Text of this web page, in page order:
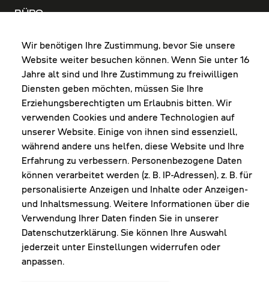
Wir benötigen Ihre Zustimmung, bevor Sie unsere
Website weiter besuchen können. Wenn Sie unter 16
Jahre alt sind und Ihre Zustimmung zu freiwilligen
Diensten geben möchten, müssen Sie Ihre
Erziehungsberechtigten um Erlaubnis bitten. Wir
verwenden Cookies und andere Technologien auf
unserer Website. Einige von ihnen sind essenziell,
während andere uns helfen, diese Website und Ihre
Erfahrung zu verbessern. Personenbezogene Daten
können verarbeitet werden (z. B. IP-Adressen), z. B. für
personalisierte Anzeigen und Inhalte oder Anzeigen-
und Inhaltsmessung. Weitere Informationen über die
Verwendung Ihrer Daten finden Sie in unserer
Datenschutzerklärung. Sie können Ihre Auswahl
jederzeit unter Einstellungen widerrufen oder
anpassen.
BÜRO
FR: 8:00-12:00 & 13:00-16:00 Uhr
Shop Diepoldsau
MO-Do: 8:00-12:00 & 13:00-17:30 Uhr
Fr: 8:00-16:00 Uhr
1. Samstag im Monat: 9:00-16:00 Uhr
NEWSLETTER
Erhalte Infos zu aktueller Arbeitskleidung für
deine Firma und unseren Service